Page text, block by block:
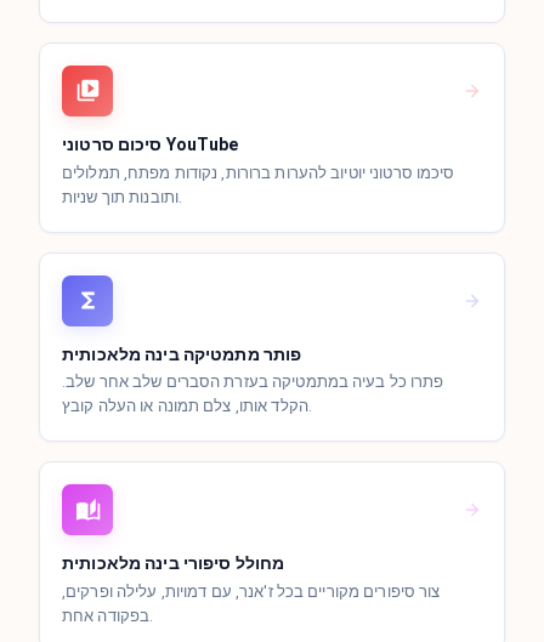
סיכום סרטוני YouTube
סיכמו סרטוני יוטיוב להערות ברורות, נקודות מפתח, תמלולים
פותר מתמטיקה בינה מלאכותית
פתרו כל בעיה במתמטיקה בעזרת הסברים שלב אחר שלב.
הקלד אותו, צלם תמונה או העלה קובץ.
מחולל סיפורי בינה מלאכותית
צור סיפורים מקוריים בכל ז'אנר, עם דמויות, עלילה ופרקים,
בפקודה אחת.